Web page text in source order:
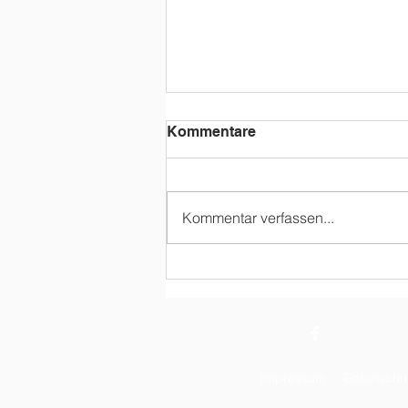
FEIF Youth Cup 2026
Kommentare
Kommentar verfassen...